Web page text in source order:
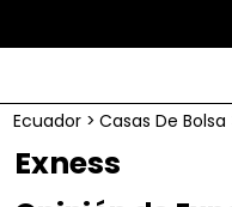
Ecuador > Casas De Bolsa
Exness